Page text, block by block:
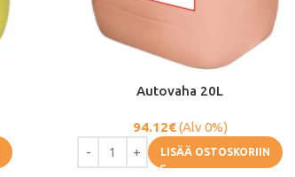
Autovaha 20L
94.12€(Alv 0%)
LISÄÄ OSTOSKORIIN